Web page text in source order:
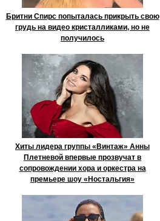
Бритни Спирс попыталась прикрыть свою
грудь на видео кристалликами, но не
получилось
Хиты лидера группы «Винтаж» Анны
Плетневой впервые прозвучат в
сопровождении хора и оркестра на
премьере шоу «Ностальгия»